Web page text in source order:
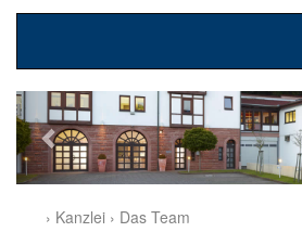
› Kanzlei › Das Team